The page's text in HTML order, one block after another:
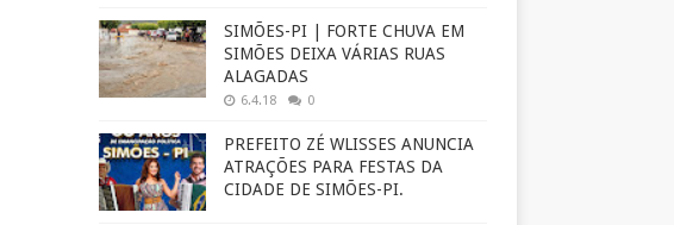
SIMÕES-PI | FORTE CHUVA EM
SIMÕES DEIXA VÁRIAS RUAS
ALAGADAS
6.4.18 0
PREFEITO ZÉ WLISSES ANUNCIA
ATRAÇÕES PARA FESTAS DA
CIDADE DE SIMÕES-PI.